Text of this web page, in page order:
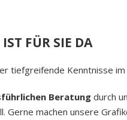
FÜR SIE DA
tiefgreifende Kenntnisse
Beratung durch
Gerne machen unsere